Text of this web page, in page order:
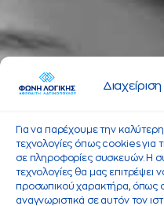
Για να παρέχουμε την
τεχνολογίες όπως cookies για
σε πληροφορίες συσκευών. Η
τεχνολογίες θα μας
προσωπικού χαρακτήρα, όπως
αναγνωριστικά σε αυτόν τον